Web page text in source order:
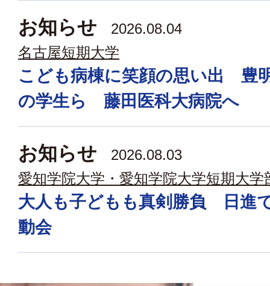
お知らせ
2026.08.04
名古屋短期大学
こども病棟に笑顔の思い出 豊
の学生ら 藤田医科大病院へ
お知らせ
2026.08.03
愛知学院大学・愛知学院大学短期大学
大人も子どもも真剣勝負 日進
動会